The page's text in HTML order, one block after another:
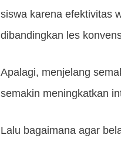
siswa karena efektivitas
dibandingkan les
Apalagi, menjelang
semakin meningkatkan
Lalu bagaimana agar